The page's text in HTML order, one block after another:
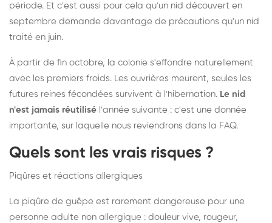
période. Et c'est aussi pour cela qu'un nid découvert en
septembre demande davantage de précautions qu'un nid
traité en juin.
À partir de fin octobre, la colonie s'effondre naturellement
avec les premiers froids. Les ouvrières meurent, seules les
futures reines fécondées survivent à l'hibernation. Le nid
n'est jamais réutilisé l'année suivante : c'est une donnée
importante, sur laquelle nous reviendrons dans la FAQ.
Quels sont les vrais risques ?
Piqûres et réactions allergiques
La piqûre de guêpe est rarement dangereuse pour une
personne adulte non allergique : douleur vive, rougeur,